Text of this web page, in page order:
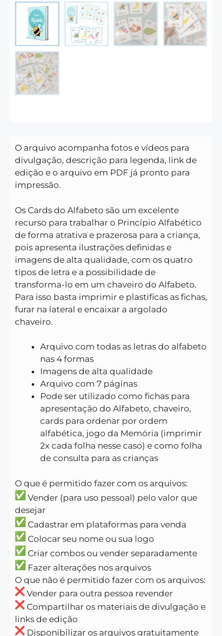
O arquivo acompanha fotos e vídeos para
divulgação, descrição para legenda, link de
edição e o arquivo em PDF já pronto para
impressão.
Os Cards do Alfabeto são um excelente
recurso para trabalhar o Princípio Alfabético
de forma atrativa e prazerosa para a criança,
pois apresenta ilustrações definidas e
imagens de alta qualidade, com os quatro
tipos de letra e a possibilidade de
transforma-lo em um chaveiro do Alfabeto.
Para isso basta imprimir e plastificas as fichas,
furar na lateral e encaixar a argolado
chaveiro.
Arquivo com todas as letras do alfabeto
nas 4 formas
Imagens de alta qualidade
Arquivo com 7 páginas
Pode ser utilizado como fichas para
apresentação do Alfabeto, chaveiro,
cards para ordenar por ordem
alfabética, jogo da Memória (imprimir
2x cada folha nesse caso) e como folha
de consulta para as crianças
O que é permitido fazer com os arquivos:
Vender (para uso pessoal) pelo valor que
desejar
Cadastrar em plataformas para venda
Colocar seu nome ou sua logo
Criar combos ou vender separadamente
Fazer alterações nos arquivos
O que não é permitido fazer com os arquivos:
Vender para outra pessoa revender
Compartilhar os materiais de divulgação e
links de edição
Disponibilizar os arquivos gratuitamente